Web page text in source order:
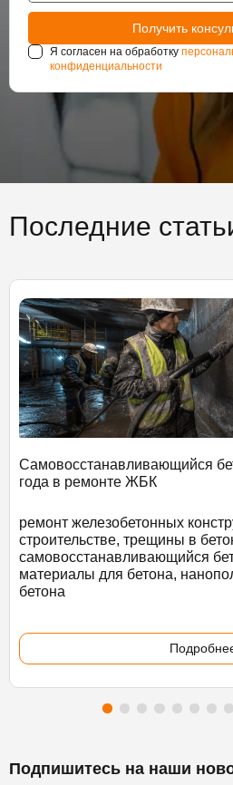
Я согласен на обработку
конфиденциальности
Последние
Самовосстанавливающийся
года в ремонте ЖБК
ремонт железобетонных
строительстве, трещины в
самовосстанавливающийся
материалы для бетона,
бетона
Подпишитесь на наши